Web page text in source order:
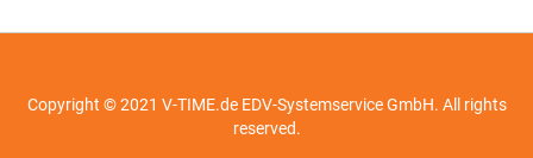
Copyright © 2021 V-TIME.de EDV-Systemservice GmbH. All rights
reserved.